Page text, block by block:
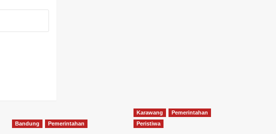
Bandung Pemerintahan
Karawang
Pemerintahan
Peristiwa